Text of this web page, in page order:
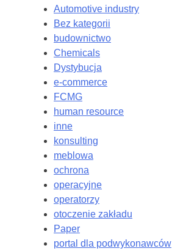
Automotive industry
Bez kategorii
budownictwo
Chemicals
Dystybucja
e-commerce
FCMG
human resource
inne
konsulting
meblowa
ochrona
operacyjne
operatorzy
otoczenie zakładu
Paper
portal dla podwykonawców